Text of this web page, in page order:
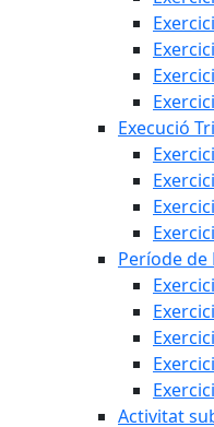
Execució
Període
Activitat